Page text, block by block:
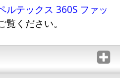
ルテックス 360S ファッ
覧ください。